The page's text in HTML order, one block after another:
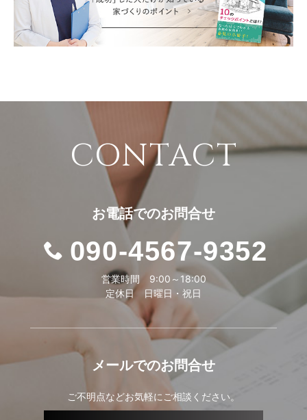
CONTACT
お電話でのお問合せ
090-4567-9352
営業時間 9:00～18:00
定休日 日曜日・祝日
メールでのお問合せ
ご不明点などお気軽にご相談ください。